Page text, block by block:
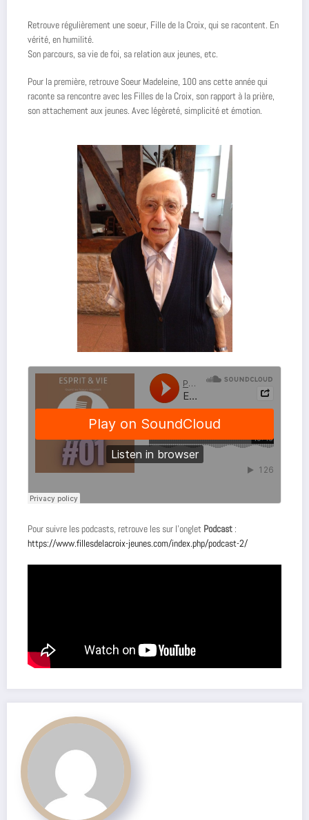
Retrouve régulièrement une soeur, Fille de la Croix, qui se racontent. En
vérité, en humilité.
Son parcours, sa vie de foi, sa relation aux jeunes, etc.
Pour la première, retrouve Soeur Madeleine, 100 ans cette année qui
raconte sa rencontre avec les Filles de la Croix, son rapport à la prière,
son attachement aux jeunes. Avec légèreté, simplicité et émotion.
Pour suivre les podcasts, retrouve les sur l’onglet Podcast :
https://www.fillesdelacroix-jeunes.com/index.php/podcast-2/